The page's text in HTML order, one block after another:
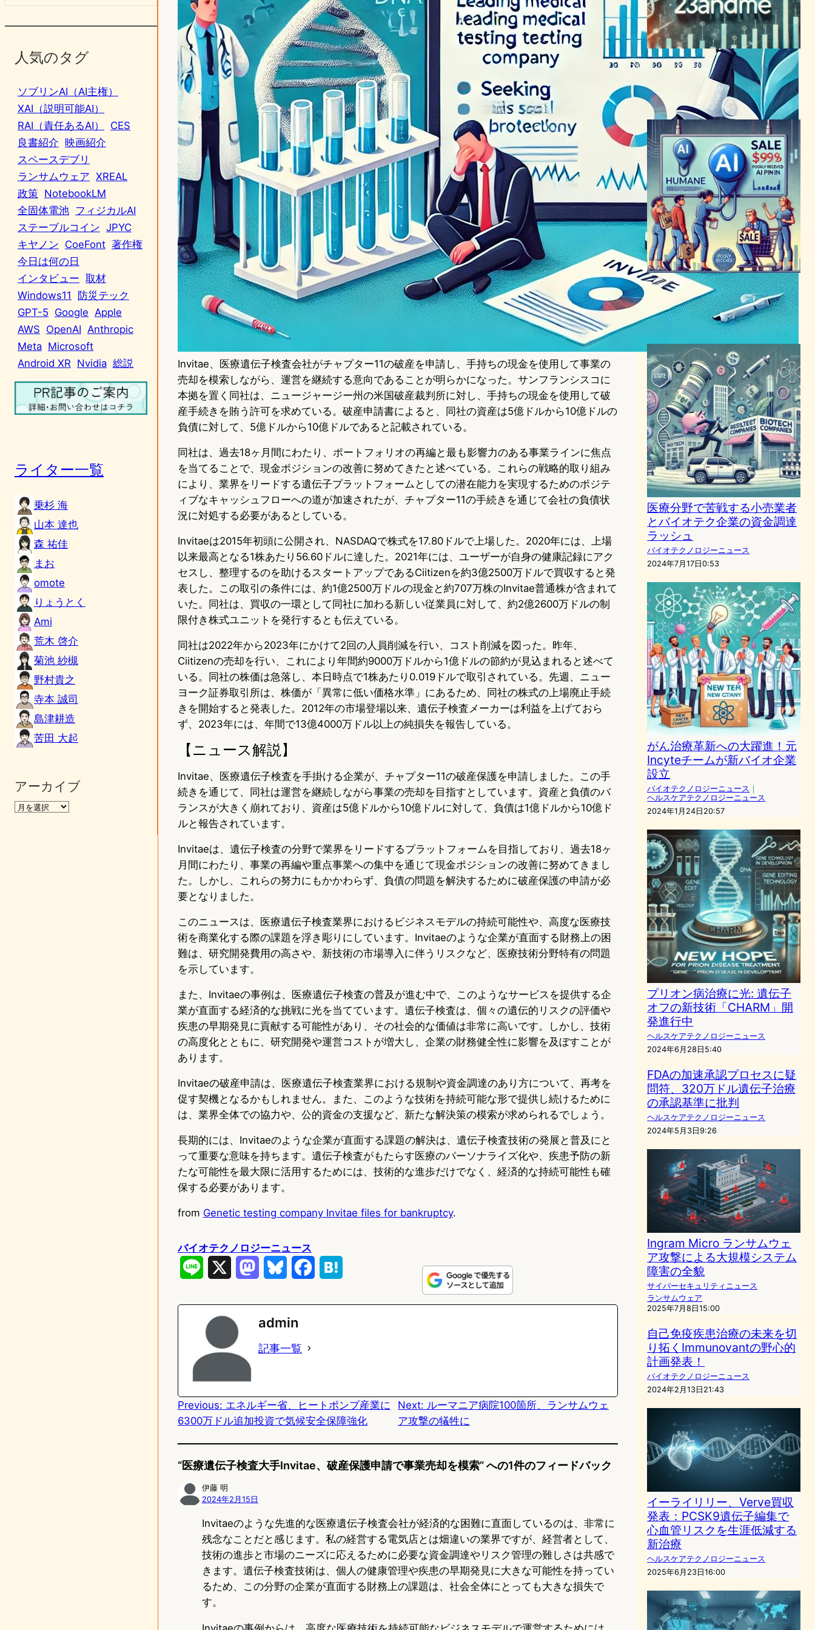
人気のタグ
ソブリンAI（AI主権）
XAI（説明可能AI）
RAI（責任あるAI）
CES
良書紹介 映画紹介
スペースデブリ
ランサムウェア XREAL
政策 NotebookLM
全固体電池 フィジカルAI
ステーブルコイン JPYC
キヤノン CoeFont 著作権
今日は何の日
インタビュー 取材
Windows11
防災テック
GPT-5 Google Apple
AWS OpenAI Anthropic
Meta Microsoft
Android XR Nvidia 総説
ライター一覧
乗杉 海
山本 達也
森 祐佳
まお
omote
りょうとく
Ami
荒木 啓介
菊池 紗槻
野村貴之
寺本 誠司
島津耕造
苦田 大起
アーカイブ
Invitae、医療遺伝子検査会社がチャプター11の破産を申請し、手持ちの現金を使用して事業の
売却を模索しながら、運営を継続する意向であることが明らかになった。サンフランシスコに
本拠を置く同社は、ニュージャージー州の米国破産裁判所に対し、手持ちの現金を使用して破
産手続きを賄う許可を求めている。破産申請書によると、同社の資産は5億ドルから10億ドルの
負債に対して、5億ドルから10億ドルであると記載されている。
同社は、過去18ヶ月間にわたり、ポートフォリオの再編と最も影響力のある事業ラインに焦点
を当てることで、現金ポジションの改善に努めてきたと述べている。これらの戦略的取り組み
により、業界をリードする遺伝子プラットフォームとしての潜在能力を実現するためのポジテ
ィブなキャッシュフローへの道が加速されたが、チャプター11の手続きを通じて会社の負債状
況に対処する必要があるとしている。
Invitaeは2015年初頭に公開され、NASDAQで株式を17.80ドルで上場した。2020年には、上場
以来最高となる1株あたり56.60ドルに達した。2021年には、ユーザーが自身の健康記録にアク
セスし、整理するのを助けるスタートアップであるCiitizenを約3億2500万ドルで買収すると発
表した。この取引の条件には、約1億2500万ドルの現金と約707万株のInvitae普通株が含まれて
いた。同社は、買収の一環として同社に加わる新しい従業員に対して、約2億2600万ドルの制
限付き株式ユニットを発行するとも伝えている。
同社は2022年から2023年にかけて2回の人員削減を行い、コスト削減を図った。昨年、
Ciitizenの売却を行い、これにより年間約9000万ドルから1億ドルの節約が見込まれると述べて
いる。同社の株価は急落し、本日時点で1株あたり0.019ドルで取引されている。先週、ニュー
ヨーク証券取引所は、株価が「異常に低い価格水準」にあるため、同社の株式の上場廃止手続
きを開始すると発表した。2012年の市場登場以来、遺伝子検査メーカーは利益を上げておら
ず、2023年には、年間で13億4000万ドル以上の純損失を報告している。
【ニュース解説】
Invitae、医療遺伝子検査を手掛ける企業が、チャプター11の破産保護を申請しました。この手
続きを通じて、同社は運営を継続しながら事業の売却を目指すとしています。資産と負債のバ
ランスが大きく崩れており、資産は5億ドルから10億ドルに対して、負債は1億ドルから10億ド
ルと報告されています。
Invitaeは、遺伝子検査の分野で業界をリードするプラットフォームを目指しており、過去18ヶ
月間にわたり、事業の再編や重点事業への集中を通じて現金ポジションの改善に努めてきまし
た。しかし、これらの努力にもかかわらず、負債の問題を解決するために破産保護の申請が必
要となりました。
このニュースは、医療遺伝子検査業界におけるビジネスモデルの持続可能性や、高度な医療技
術を商業化する際の課題を浮き彫りにしています。Invitaeのような企業が直面する財務上の困
難は、研究開発費用の高さや、新技術の市場導入に伴うリスクなど、医療技術分野特有の問題
を示しています。
また、Invitaeの事例は、医療遺伝子検査の普及が進む中で、このようなサービスを提供する企
業が直面する経済的な挑戦に光を当てています。遺伝子検査は、個々の遺伝的リスクの評価や
疾患の早期発見に貢献する可能性があり、その社会的な価値は非常に高いです。しかし、技術
の高度化とともに、研究開発や運営コストが増大し、企業の財務健全性に影響を及ぼすことが
あります。
Invitaeの破産申請は、医療遺伝子検査業界における規制や資金調達のあり方について、再考を
促す契機となるかもしれません。また、このような技術を持続可能な形で提供し続けるために
は、業界全体での協力や、公的資金の支援など、新たな解決策の模索が求められるでしょう。
長期的には、Invitaeのような企業が直面する課題の解決は、遺伝子検査技術の発展と普及にと
って重要な意味を持ちます。遺伝子検査がもたらす医療のパーソナライズ化や、疾患予防の新
たな可能性を最大限に活用するためには、技術的な進歩だけでなく、経済的な持続可能性も確
保する必要があります。
from Genetic testing company Invitae files for bankruptcy.
バイオテクノロジーニュース
e
o
n
y
o
k
admin
記事一覧
Previous: エネルギー省、ヒートポンプ産業に
6300万ドル追加投資で気候安全保障強化
Next: ルーマニア病院100箇所、ランサムウェ
ア攻撃の犠牲に
“医療遺伝子検査大手Invitae、破産保護申請で事業売却を模索” への1件のフィードバック
伊藤 明
2024年2月15日
Invitaeのような先進的な医療遺伝子検査会社が経済的な困難に直面しているのは、非常に
残念なことだと感じます。私の経営する電気店とは畑違いの業界ですが、経営者として、
技術の進歩と市場のニーズに応えるために必要な資金調達やリスク管理の難しさは共感で
きます。遺伝子検査技術は、個人の健康管理や疾患の早期発見に大きな可能性を持ってい
るため、この分野の企業が直面する財務上の課題は、社会全体にとっても大きな損失で
す。
遺伝子検査大手23andMe、
株価急落で分割検討へ
バイオテクノロジーニュース
2024年2月9日12:36
売却模索中のHumane、評判
不振のAi Pinが市場に挑戦
AI（人工知能）ニュース
2024年5月22日21:54
医療分野で苦戦する小売業者
とバイオテク企業の資金調達
ラッシュ
バイオテクノロジーニュース
2024年7月17日0:53
がん治療革新への大躍進！元
Incyteチームが新バイオ企業
設立
バイオテクノロジーニュース ｜
ヘルスケアテクノロジーニュース
2024年1月24日20:57
プリオン病治療に光: 遺伝子
オフの新技術「CHARM」開
発進行中
ヘルスケアテクノロジーニュース
2024年6月28日5:40
FDAの加速承認プロセスに疑
問符、320万ドル遺伝子治療
の承認基準に批判
ヘルスケアテクノロジーニュース
2024年5月3日9:26
Ingram Micro ランサムウェ
ア攻撃による大規模システム
障害の全貌
サイバーセキュリティニュース
ランサムウェア
2025年7月8日15:00
自己免疫疾患治療の未来を切
り拓くImmunovantの野心的
計画発表！
バイオテクノロジーニュース
2024年2月13日21:43
イーライリリー、Verve買収
発表：PCSK9遺伝子編集で
心血管リスクを生涯低減する
新治療
ヘルスケアテクノロジーニュース
2025年6月23日16:00